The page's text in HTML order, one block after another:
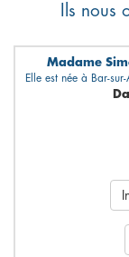
Ils
Madame
Elle est née à Bar-